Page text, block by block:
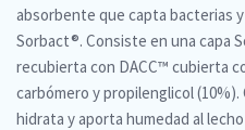
absorbente que capta bacterias
Sorbact®. Consiste en una capa
recubierta con DACC™ cubierta
carbómero y propilenglicol
hidrata y aporta humedad al